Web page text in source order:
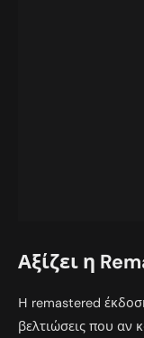
Αξίζει η
Η remastered
βελτιώσεις που αν